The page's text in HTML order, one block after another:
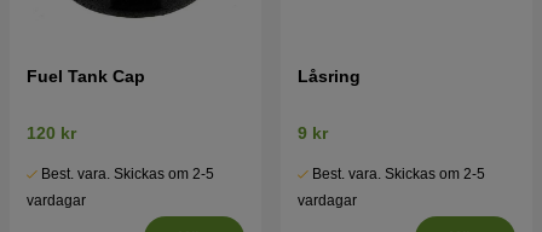
Fuel Tank Cap
120 kr
Best. vara. Skickas om 2-5
vardagar
Låsring
9 kr
Best. vara. Skickas om 2-5
vardagar